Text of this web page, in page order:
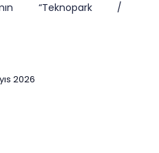
“Teknopark /
2026